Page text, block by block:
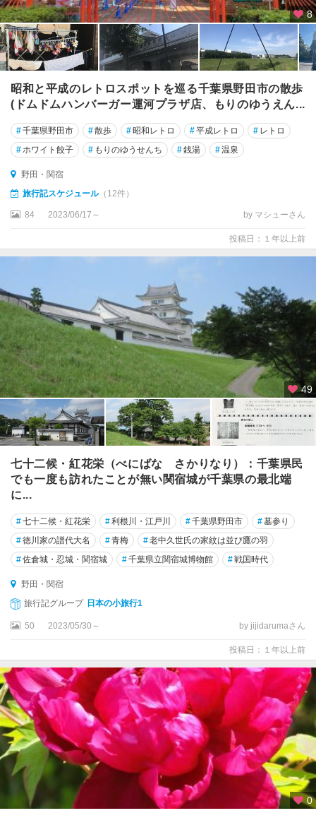
8
昭和と平成のレトロスポットを巡る千葉県野田市の散歩
(ドムドムハンバーガー運河プラザ店、もりのゆうえん...
#千葉県野田市 #散歩 # 昭和レトロ #平成レトロ # レトロ
#ホワイト餃子 # もりのゆうせんち #銭湯 #温泉
野田・関宿
旅行記スケジュール（12件）
84 2023/06/17～ by マシューさん
投稿日：１年以上前
49
七十二候・紅花栄（べにばな さかりなり）：千葉県民
でも一度も訪れたことが無い関宿城が千葉県の最北端
に...
#七十二候・紅花栄 #利根川・江戸川 #千葉県野田市 #墓参り
#徳川家の譜代大名 #青梅 #老中久世氏の家紋は並び鷹の羽
#佐倉城・忍城・関宿城 #千葉県立関宿城博物館 #戦国時代
野田・関宿
旅行記グループ 日本の小旅行1
50 2023/05/30～ by jijidarumaさん
投稿日：１年以上前
0